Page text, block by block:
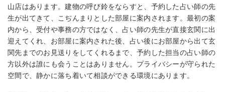
山店はあります。建物の呼び鈴をならすと、予約した占い師の先
生が出てきて、こぢんまりとした部屋に案内されます。最初の案
内から、受付や事務の方ではなく、占い師の先生が直接玄関に出
迎えてくれ、お部屋に案内された後、占い後にお部屋から出て玄
関先までのお見送りをしてくれるまで、予約した担当の占い師の
方以外は誰にも会うことはありません。プライバシーが守られた
空間で、静かに落ち着いて相談ができる環境にあります。